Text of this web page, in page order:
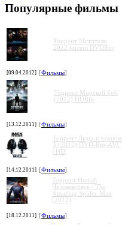
Популярные фильмы
Торрент Мстители
2012 torrent DVDRip
[09.04.2012] [Фильмы]
Торрент Морской бой
(2012) HDRip
[13.12.2011] [Фильмы]
Торрент Люди в черном
3 (2012) DVD-Rip-AVC
| HD
[14.12.2011] [Фильмы]
Торрент Новый
Человек-паук / The
Amazing Spider-Man
(2012)
[18.12.2011] [Фильмы]